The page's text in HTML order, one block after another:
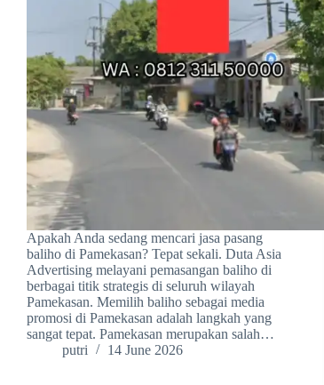
Apakah Anda sedang mencari jasa pasang
baliho di Pamekasan? Tepat sekali. Duta Asia
Advertising melayani pemasangan baliho di
berbagai titik strategis di seluruh wilayah
Pamekasan. Memilih baliho sebagai media
promosi di Pamekasan adalah langkah yang
sangat tepat. Pamekasan merupakan salah…
putri
14 June 2026